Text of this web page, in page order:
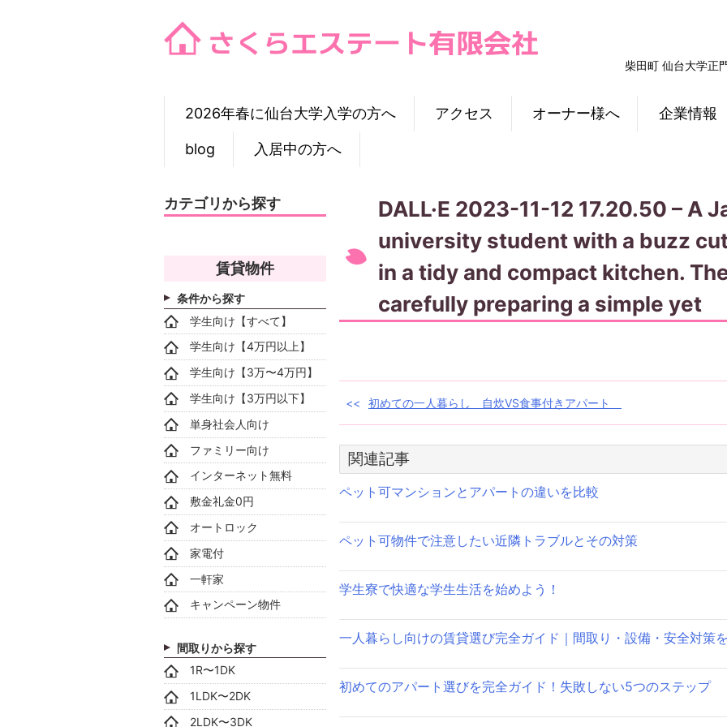
柴田町 仙台大学正
2026年春に仙台大学入学の方へ アクセス オーナー様へ 企業情報
blog 入居中の方へ
DALL·E 2023-11-12 17.20.50 – A
university student with a buzz
in a tidy and compact kitchen.
carefully preparing a simple yet
投
ナ
ビ
ゲ
ー
シ
ン
初めての一人暮らし 自炊VS食事付きアパート
関連記事
ペット可マンションとアパートの違いを比較
ペット可物件で注意したい近隣トラブルとその対策
学生寮で快適な学生生活を始めよう！
一人暮らし向けの賃貸選び完全ガイド｜間取り・設備・安全対策
初めてのアパート選びを完全ガイド！失敗しない5つのステップ
カテゴリから探す
賃貸物件
条件から探す
学生向け【すべて】
学生向け【4万円以上】
学生向け【3万〜4万円】
学生向け【3万円以下】
単身社会人向け
ファミリー向け
インターネット無料
敷金礼金0円
オートロック
家電付
一軒家
キャンペーン物件
間取りから探す
1R〜1DK
1LDK〜2DK
2LDK〜3DK